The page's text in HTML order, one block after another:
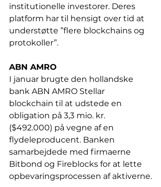
institutionelle investorer. Deres
platform har til hensigt over tid at
understøtte ”flere blockchains og
protokoller”.
ABN AMRO
I januar brugte den hollandske
bank ABN AMRO Stellar
blockchain til at udstede en
obligation på 3,3 mio. kr.
($492.000) på vegne af en
flydeleproducent. Banken
samarbejdede med firmaerne
Bitbond og Fireblocks for at lette
opbevaringsprocessen af aktiverne.